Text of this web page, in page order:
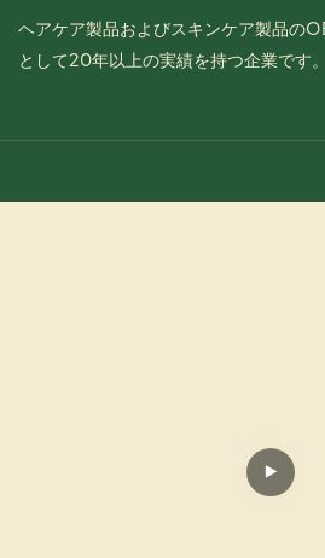
ヘアケア製品およびスキンケア製品の
として20年以上の実績を持つ企業です。